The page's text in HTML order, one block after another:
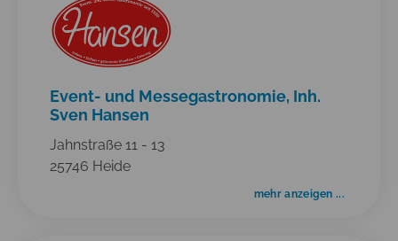
Event- und Messegastronomie, Inh.
Sven Hansen
Jahnstraße 11 - 13
25746 Heide
mehr anzeigen ...